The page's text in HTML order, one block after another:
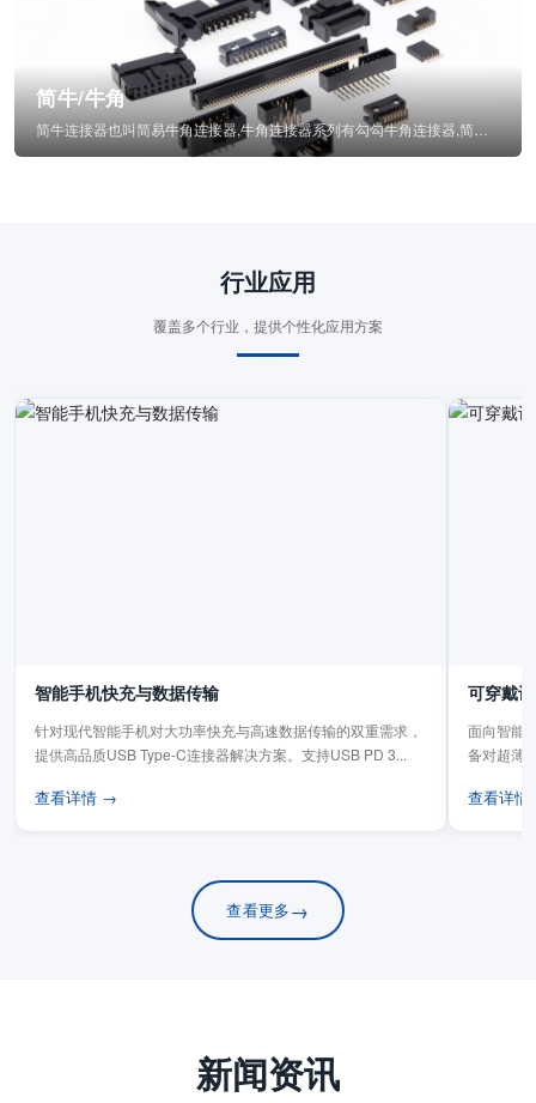
简牛/牛角
行业应用
覆盖多个行业，提供个性化应用方案
智能手机快充与数据传输
针对现代智能手机对大功率快充与高速数据传输的双重需求，
提供高品质USB Type-C连接器解决方案。支持USB PD 3...
查看详情 →
可穿戴
面向智能
备对超薄
查看详
查看更多→
新闻资讯